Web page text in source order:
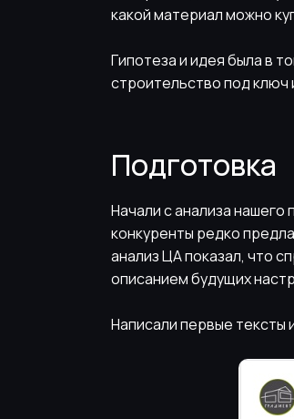
какой материал можно
Гипотеза и идея была в
строительство под ключ
Подготовка
Начали с анализа
конкуренты редко
анализ ЦА показал, что
описанием будущих
Написали первые тексты